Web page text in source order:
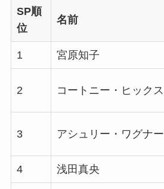
SP順
位
名前
1 宮原知子
2 コートニー・ヒックス
3 アシュリー・ワグナー
4 浅田真央